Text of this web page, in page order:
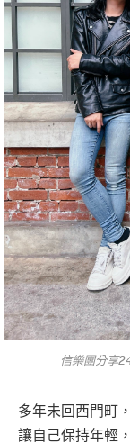
信樂團分享
多年未回西門町